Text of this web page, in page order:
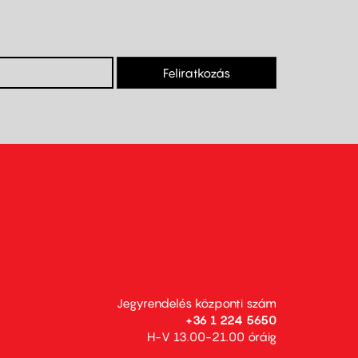
Feliratkozás
Jegyrendelés központi szám
+36 1 224 5650
H-V 13.00-21.00 óráig